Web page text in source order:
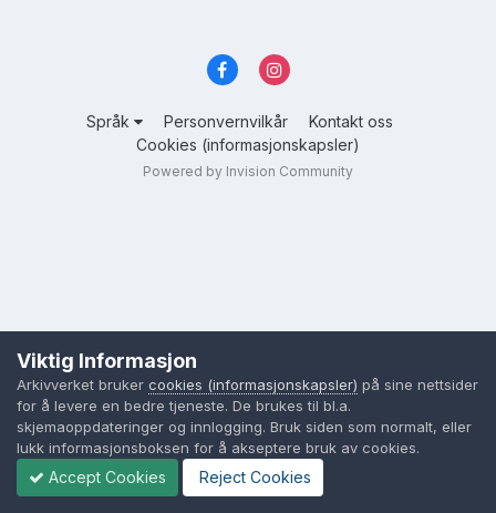
Språk Personvernvilkår
Kontakt oss
Cookies (informasjonskapsler)
Powered by Invision Community
Viktig Informasjon
Arkivverket bruker cookies (informasjonskapsler) på sine nettsider
for å levere en bedre tjeneste. De brukes til bl.a.
skjemaoppdateringer og innlogging. Bruk siden som normalt, eller
lukk informasjonsboksen for å akseptere bruk av cookies.
Accept Cookies Reject Cookies